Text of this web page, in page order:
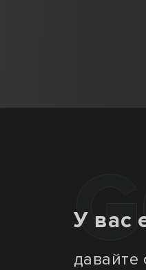
У вас
давайте